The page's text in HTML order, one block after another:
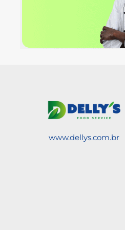
www.dellys.com.br